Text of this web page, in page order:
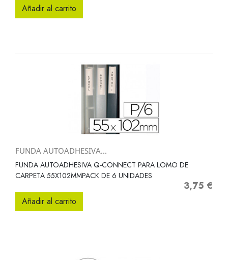
Añadir al carrito
FUNDA AUTOADHESIVA...
FUNDA AUTOADHESIVA Q-CONNECT PARA LOMO DE
CARPETA 55X102MMPACK DE 6 UNIDADES
Precio
3,75 €
Añadir al carrito